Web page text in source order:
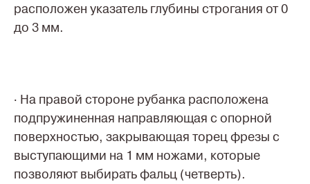
расположен указатель глубины строгания от 0
до 3 мм.
· На правой стороне рубанка расположена
подпружиненная направляющая с опорной
поверхностью, закрывающая торец фрезы с
выступающими на 1 мм ножами, которые
позволяют выбирать фальц (четверть).